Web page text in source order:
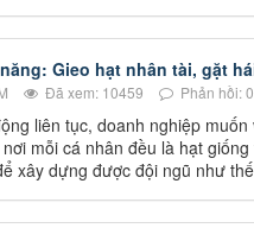
Gieo hạt nhân tài, gặt
Đã xem: 10459 Phản hồi: 0
liên tục, doanh nghiệp
mỗi cá nhân đều là hạt
xây dựng được đội ngũ như